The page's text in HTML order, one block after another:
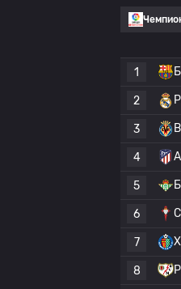
1
2
3
4
5
6
7
8